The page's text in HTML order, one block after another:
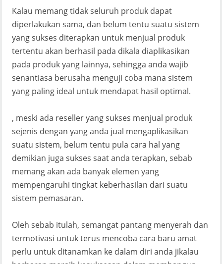
Kalau memang tidak seluruh produk dapat
diperlakukan sama, dan belum tentu suatu sistem
yang sukses diterapkan untuk menjual produk
tertentu akan berhasil pada dikala diaplikasikan
pada produk yang lainnya, sehingga anda wajib
senantiasa berusaha menguji coba mana sistem
yang paling ideal untuk mendapat hasil optimal.
, meski ada reseller yang sukses menjual produk
sejenis dengan yang anda jual mengaplikasikan
suatu sistem, belum tentu pula cara hal yang
demikian juga sukses saat anda terapkan, sebab
memang akan ada banyak elemen yang
mempengaruhi tingkat keberhasilan dari suatu
sistem pemasaran.
Oleh sebab itulah, semangat pantang menyerah dan
termotivasi untuk terus mencoba cara baru amat
perlu untuk ditanamkan ke dalam diri anda jikalau